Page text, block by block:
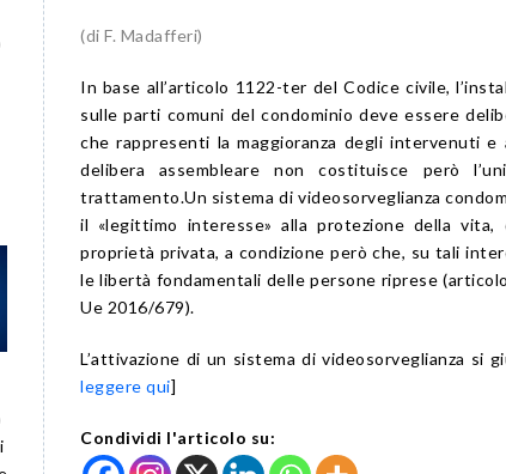
(di F. Madafferi)
In base all’articolo 1122-ter del Codice civile,
sulle parti comuni del condominio deve essere
che rappresenti la maggioranza degli intervenuti e
delibera assembleare non costituisce però
trattamento.Un sistema di videosorveglianza
il «legittimo interesse» alla protezione della
proprietà privata, a condizione però che, su tali
le libertà fondamentali delle persone riprese
Ue 2016/679).
L’attivazione di un sistema di videosorveglianza si
leggere qui]
Condividi l'articolo su: